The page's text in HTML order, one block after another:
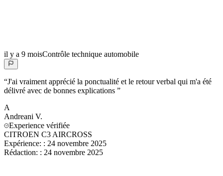
il y a 9 moisContrôle technique automobile
“J'ai vraiment apprécié la ponctualité et le retour verbal qui m'a été
délivré avec de bonnes explications ”
A
Andreani V.
Experience vérifiée
CITROEN C3 AIRCROSS
Expérience: : 24 novembre 2025
Rédaction: : 24 novembre 2025